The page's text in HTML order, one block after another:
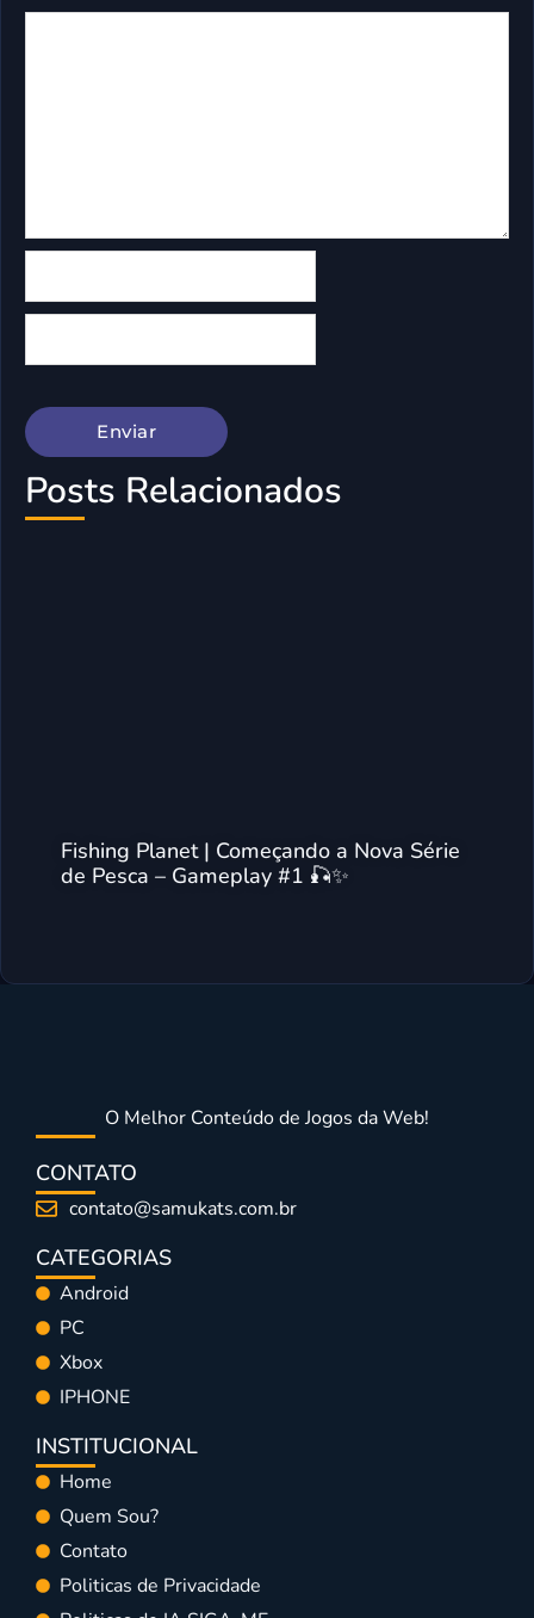
Posts Relacionados
Fishing Planet | Começando a Nova Série
de Pesca – Gameplay #1 🎣✨
O Melhor Conteúdo de Jogos da Web!
CONTATO
contato@samukats.com.br
CATEGORIAS
Android
PC
Xbox
IPHONE
INSTITUCIONAL
Home
Quem Sou?
Contato
Politicas de Privacidade